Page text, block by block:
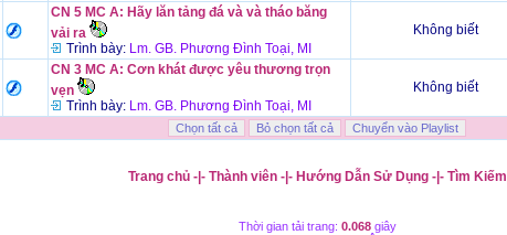
CN 5 MC A: Hãy lăn tảng đá và và tháo băng
vải ra
Trình bày: Lm. GB. Phương Đình Toại, MI
Không biết
CN 3 MC A: Cơn khát được yêu thương trọn
vẹn
Trình bày: Lm. GB. Phương Đình Toại, MI
Không biết
Trang chủ-|- Thành viên-|- Hướng Dẫn Sử Dụng-|- Tìm Kiếm
Thời gian tải trang: 0.068giây